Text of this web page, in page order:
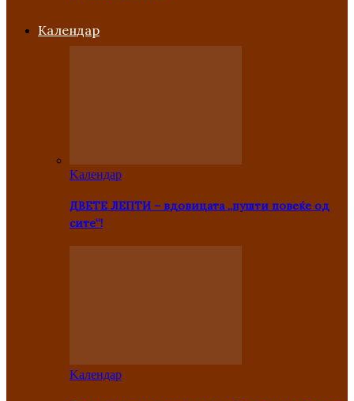
Kалендар
Kалендар
ДВЕТЕ ЛЕПТИ – вдовицата „пушти повеќе од
сите“!
Kалендар